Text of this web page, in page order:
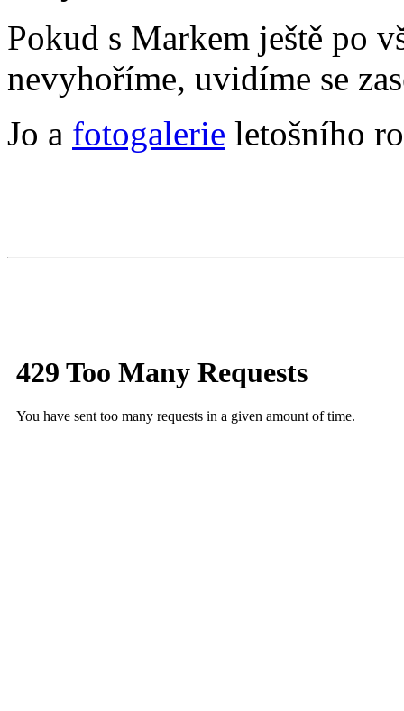
Pokud s Markem ještě po
nevyhoříme, uvidíme se
Jo a fotogalerie letošního